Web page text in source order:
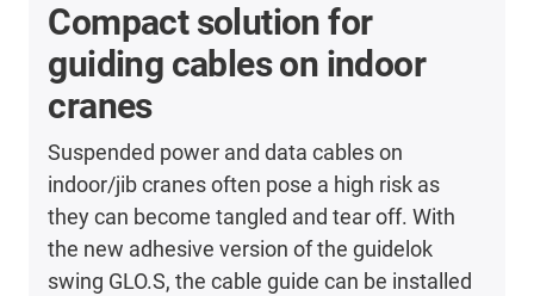
Compact solution for
guiding cables on indoor
cranes
Suspended power and data cables on
indoor/jib cranes often pose a high risk as
they can become tangled and tear off. With
the new adhesive version of the guidelok
swing GLO.S, the cable guide can be installed